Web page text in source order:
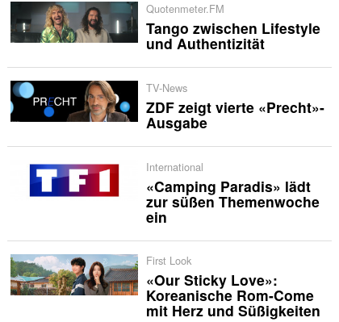
Quotenmeter.FM
Tango zwischen Lifestyle
und Authentizität
TV-News
ZDF zeigt vierte «Precht»-
Ausgabe
International
«Camping Paradis» lädt
zur süßen Themenwoche
ein
First Look
«Our Sticky Love»:
Koreanische Rom-Come
mit Herz und Süßigkeiten